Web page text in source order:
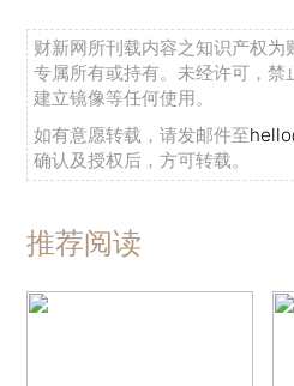
财新网所刊载内容之知识产权为
专属所有或持有。未经许可，禁
建立镜像等任何使用。
如有意愿转载，请发邮件至
确认及授权后，方可转载。
推荐阅读